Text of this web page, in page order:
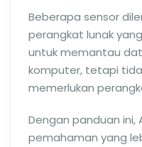
Beberapa sensor
perangkat lunak
untuk memantau
komputer, tetapi
memerlukan
Dengan panduan ini,
pemahaman yang